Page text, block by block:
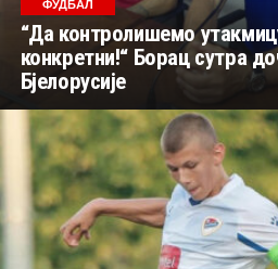
“Да контролишемо
конкретни!“ Борац сутра
Бјелорусије